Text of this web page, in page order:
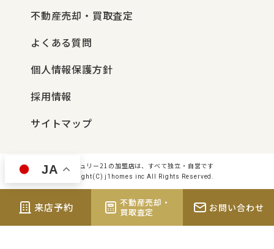
不動産売却・買取査定
よくある質問
個人情報保護方針
採用情報
サイトマップ
センチュリー21の加盟店は、すべて独立・自営です
Copyright(C) j1homes inc All Rights Reserved.
来店予約
不動産売却・
買取査定
お問い合わせ
JA